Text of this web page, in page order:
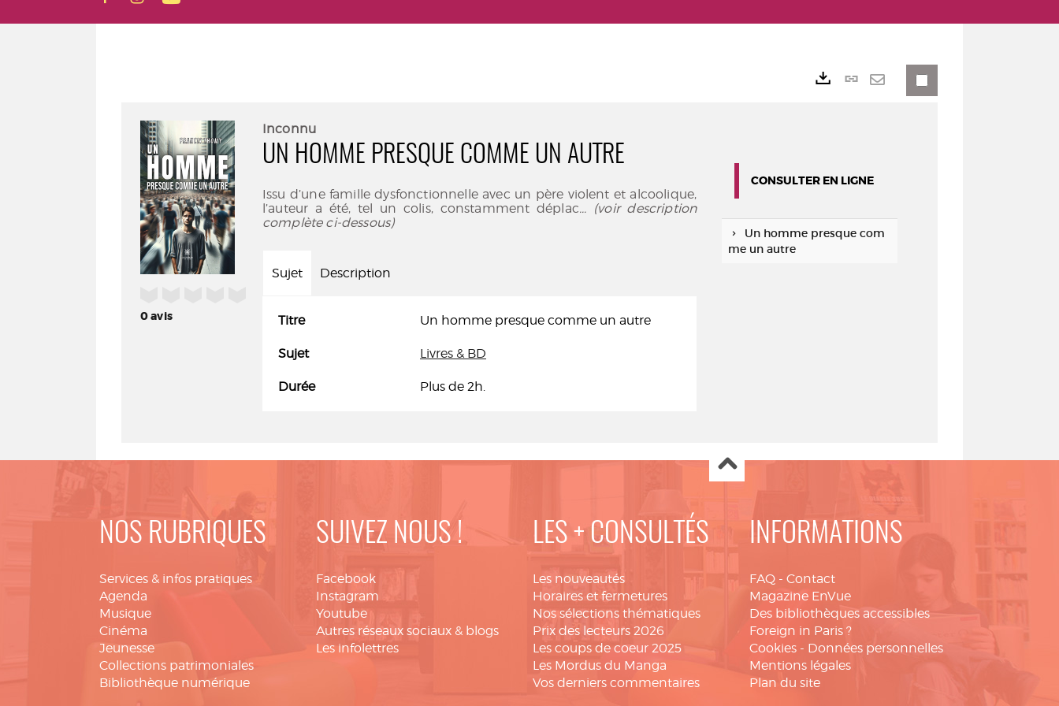
0avis
Inconnu
UN HOMME PRESQUE COMME UN AUTRE
Issu d’une famille dysfonctionnelle avec un père violent et alcoolique,
l’auteur a été, tel un colis, constamment déplac... (voir description
complète ci-dessous)
Sujet Description
Titre Un homme presque comme un autre
Sujet Livres & BD
Durée Plus de 2h.
Lien
CONSULTER EN LIGNE
Un homme presque com
me un autre
NOS RUBRIQUES
Services & infos pratiques
Agenda
Musique
Cinéma
Jeunesse
Collections patrimoniales
Bibliothèque numérique
SUIVEZ NOUS !
Facebook
Instagram
Youtube
Autres réseaux sociaux & blogs
Les infolettres
LES + CONSULTÉS
Les nouveautés
Horaires et fermetures
Nos sélections thématiques
Prix des lecteurs 2026
Les coups de coeur 2025
Les Mordus du Manga
Vos derniers commentaires
INFORMATIONS
FAQ - Contact
Magazine EnVue
Des bibliothèques accessibles
Foreign in Paris ?
Cookies - Données personnelles
Mentions légales
Plan du site